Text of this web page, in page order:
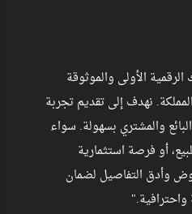
الأولى والموثوقة
نهدف إلى تقديم تجربة
والمشتري بسهولة. سواء
أو فرصة استثمارية
وأدق التفاصيل لضمان
واحترافية."